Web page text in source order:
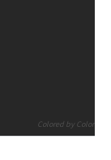
Colored by Color